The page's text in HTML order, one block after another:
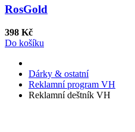
RosGold
398 Kč
Do košíku
Dárky & ostatní
Reklamní program VH
Reklamní deštník VH